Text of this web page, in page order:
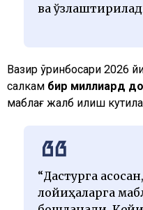
ва
Вазир ўринбосари 2026
салкам бир миллиард
маблағ жалб қилиш
“Дастурга
лойиҳаларга